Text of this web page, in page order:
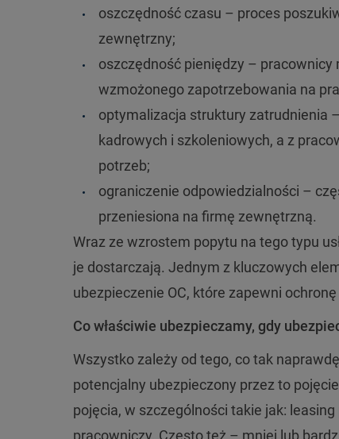
oszczędność czasu – proces
zewnętrzny;
oszczędność pieniędzy –
wzmożonego zapotrzebowania na
optymalizacja struktury zatrudnienia
kadrowych i szkoleniowych, a z
potrzeb;
ograniczenie odpowiedzialności –
przeniesiona na firmę zewnętrzną.
Wraz ze wzrostem popytu na tego typu
je dostarczają. Jednym z kluczowych
ubezpieczenie OC, które zapewni
Co właściwie ubezpieczamy, gdy
Wszystko zależy od tego, co tak
potencjalny ubezpieczony przez to
pojęcia, w szczególności takie jak:
pracowniczy. Często też – mniej lub